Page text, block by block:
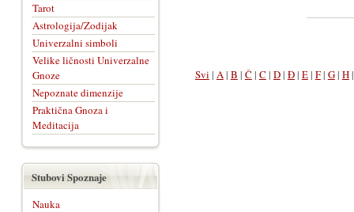
Svi | A| B | Č | C | D| Đ| E| F| G| H
Tarot
Astrologija/Zodijak
Univerzalni simboli
Velike ličnosti Univerzalne
Gnoze
Nepoznate dimenzije
Praktična Gnoza i
Meditacija
Stubovi Spoznaje
Nauka